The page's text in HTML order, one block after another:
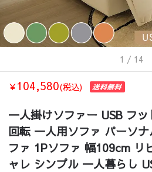
1 / 14
￥104,580(税込)
一人掛けソファー USB フ
回転 一人用ソファ パーソ
ファ 1Pソファ 幅109cm リ
ャレ シンプル 一人暮らし